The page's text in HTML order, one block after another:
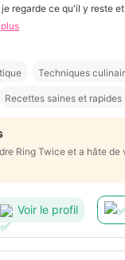
regarde ce qu'il y reste
Techniques
Recettes saines et rapides
Ring Twice et a hâte de
Voir le profil